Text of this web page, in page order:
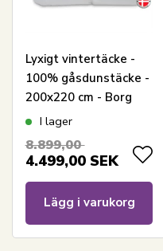
Lyxigt vintertäcke -
100% gåsdunstäcke -
200x220 cm - Borg
Living Gulddynen
I lager
8.899,00
4.499,00 SEK
Lägg i varukorg